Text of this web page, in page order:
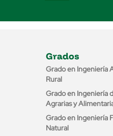
Grados
Grado en Ingeniería
Rural
Grado en Ingeniería
Agrarias y
Grado en Ingeniería
Natural